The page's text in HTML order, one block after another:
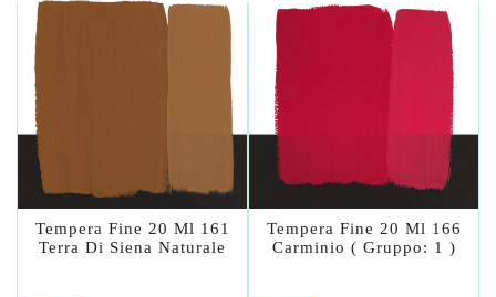
Tempera Fine 20 Ml 161
Terra Di Siena Naturale
Tempera Fine 20 Ml 166
Carminio ( Gruppo: 1 )